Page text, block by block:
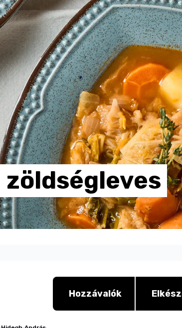
zöldségleves
Hozzávalók